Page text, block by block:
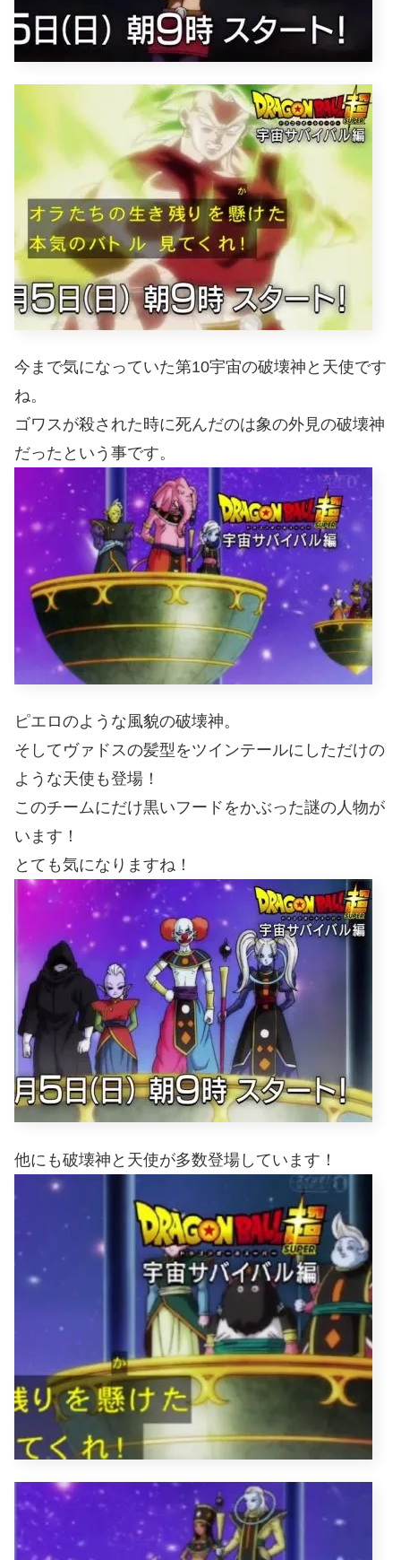
今まで気になっていた第10宇宙の破壊神と天使です
ね。
ゴワスが殺された時に死んだのは象の外見の破壊神
だったという事です。
ピエロのような風貌の破壊神。
そしてヴァドスの髪型をツインテールにしただけの
ような天使も登場！
このチームにだけ黒いフードをかぶった謎の人物が
います！
とても気になりますね！
他にも破壊神と天使が多数登場しています！